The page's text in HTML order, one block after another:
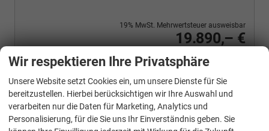
19.890,– €
19% MwSt. Mehrwertsteuer ausweisbar
Wir rufen Sie an
PDF-Fahrzeugexposé drucken
Fahrzeug drucken, parken oder vergleichen
Skoda Fabia
Selection 1.0 TSI 95 PS 4-Jahre-Garantie-AppleCarPlay-AndroidAuto-LED-PDC-Sitzheizung-DAB-Klima
Wir respektieren Ihre Privatsphäre
Unsere Website setzt Cookies ein, um unsere Dienste für Sie
bereitzustellen. Hierbei berücksichtigen wir Ihre Auswahl und
verarbeiten nur die Daten für Marketing, Analytics und
Personalisierung, für die Sie uns Ihr Einverständnis geben. Sie